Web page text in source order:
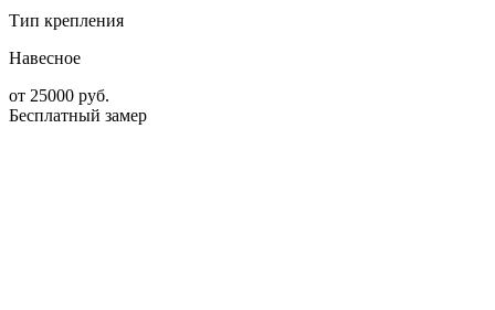
Тип крепления
Навесное
от 25000 руб.
Бесплатный замер